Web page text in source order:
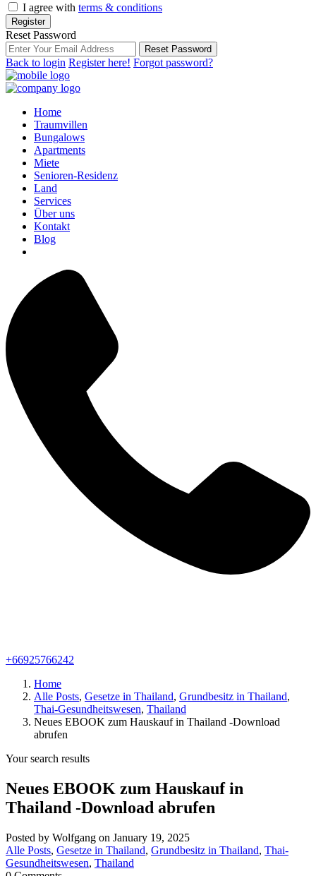
I agree with terms & conditions
Register
Reset Password
Reset Password
Back to login Register here! Forgot password?
Home
Traumvillen
Bungalows
Apartments
Miete
Senioren-Residenz
Land
Services
Über uns
Kontakt
Blog
+66925766242
Home
Alle Posts, Gesetze in Thailand, Grundbesitz in Thailand,
Thai-Gesundheitswesen, Thailand
Neues EBOOK zum Hauskauf in Thailand -Download
abrufen
Your search results
Neues EBOOK zum Hauskauf in
Thailand -Download abrufen
Posted by Wolfgang on January 19, 2025
Alle Posts, Gesetze in Thailand, Grundbesitz in Thailand, Thai-
Gesundheitswesen, Thailand